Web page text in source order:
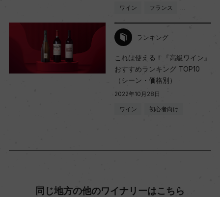
ワイン フランス …
ランキング
これは使える！『高級ワイン』
おすすめランキング TOP10
（シーン・価格別）
2022年10月28日
ワイン 初心者向け
同じ地方の他のワイナリーはこちら